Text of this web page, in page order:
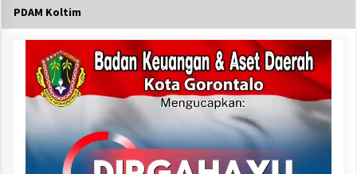
PDAM Koltim